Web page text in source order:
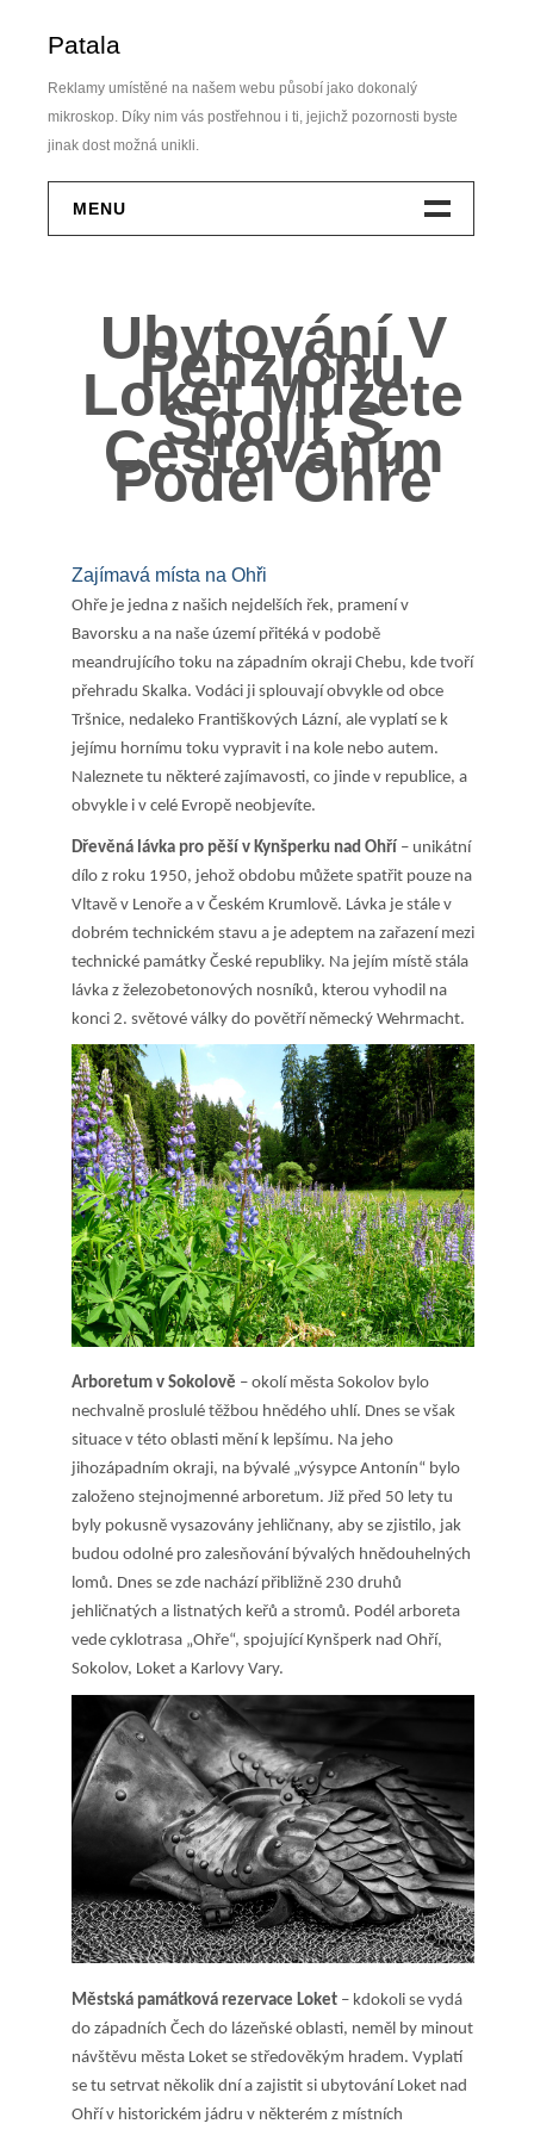
to
Patala
Reklamy umístěné na našem webu působí jako dokonalý
mikroskop. Díky nim vás postřehnou i ti, jejichž pozornosti byste
jinak dost možná unikli.
MENU
Elektro
Finance
Krása
Móda
Sport
Web
Zvířata
Ubytování V
Penzionu
Loket Můžete
Spojit S
Cestováním
Podél Ohře
Zajímavá místa na Ohři
Ohře je jedna z našich nejdelších řek, pramení v
Bavorsku a na naše území přitéká v podobě
meandrujícího toku na západním okraji Chebu, kde tvoří
přehradu Skalka. Vodáci ji splouvají obvykle od obce
Tršnice, nedaleko Františkových Lázní, ale vyplatí se k
jejímu hornímu toku vypravit i na kole nebo autem.
Naleznete tu některé zajímavosti, co jinde v republice, a
obvykle i v celé Evropě neobjevíte.
Dřevěná lávka pro pěší v Kynšperku nad Ohří – unikátní
dílo z roku 1950, jehož obdobu můžete spatřit pouze na
Vltavě v Lenoře a v Českém Krumlově. Lávka je stále v
dobrém technickém stavu a je adeptem na zařazení mezi
technické památky České republiky. Na jejím místě stála
lávka z železobetonových nosníků, kterou vyhodil na
konci 2. světové války do povětří německý Wehrmacht.
Arboretum v Sokolově – okolí města Sokolov bylo
nechvalně proslulé těžbou hnědého uhlí. Dnes se však
situace v této oblasti mění k lepšímu. Na jeho
jihozápadním okraji, na bývalé „výsypce Antonín“ bylo
založeno stejnojmenné arboretum. Již před 50 lety tu
byly pokusně vysazovány jehličnany, aby se zjistilo, jak
budou odolné pro zalesňování bývalých hnědouhelných
lomů. Dnes se zde nachází přibližně 230 druhů
jehličnatých a listnatých keřů a stromů. Podél arboreta
vede cyklotrasa „Ohře“, spojující Kynšperk nad Ohří,
Sokolov, Loket a Karlovy Vary.
Městská památková rezervace Loket – kdokoli se vydá
do západních Čech do lázeňské oblasti, neměl by minout
návštěvu města Loket se středověkým hradem. Vyplatí
se tu setrvat několik dní a zajistit si ubytování Loket nad
Ohří v historickém jádru v některém z místních